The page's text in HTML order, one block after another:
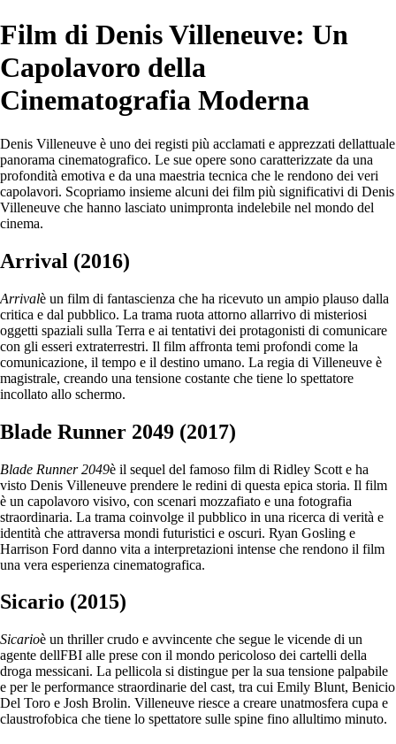
Film di Denis Villeneuve: Un
Capolavoro della
Cinematografia Moderna
Denis Villeneuve è uno dei registi più acclamati e apprezzati dellattuale
panorama cinematografico. Le sue opere sono caratterizzate da una
profondità emotiva e da una maestria tecnica che le rendono dei veri
capolavori. Scopriamo insieme alcuni dei film più significativi di Denis
Villeneuve che hanno lasciato unimpronta indelebile nel mondo del
cinema.
Arrival (2016)
Arrivalè un film di fantascienza che ha ricevuto un ampio plauso dalla
critica e dal pubblico. La trama ruota attorno allarrivo di misteriosi
oggetti spaziali sulla Terra e ai tentativi dei protagonisti di comunicare
con gli esseri extraterrestri. Il film affronta temi profondi come la
comunicazione, il tempo e il destino umano. La regia di Villeneuve è
magistrale, creando una tensione costante che tiene lo spettatore
incollato allo schermo.
Blade Runner 2049 (2017)
Blade Runner 2049è il sequel del famoso film di Ridley Scott e ha
visto Denis Villeneuve prendere le redini di questa epica storia. Il film
è un capolavoro visivo, con scenari mozzafiato e una fotografia
straordinaria. La trama coinvolge il pubblico in una ricerca di verità e
identità che attraversa mondi futuristici e oscuri. Ryan Gosling e
Harrison Ford danno vita a interpretazioni intense che rendono il film
una vera esperienza cinematografica.
Sicario (2015)
Sicarioè un thriller crudo e avvincente che segue le vicende di un
agente dellFBI alle prese con il mondo pericoloso dei cartelli della
droga messicani. La pellicola si distingue per la sua tensione palpabile
e per le performance straordinarie del cast, tra cui Emily Blunt, Benicio
Del Toro e Josh Brolin. Villeneuve riesce a creare unatmosfera cupa e
claustrofobica che tiene lo spettatore sulle spine fino allultimo minuto.